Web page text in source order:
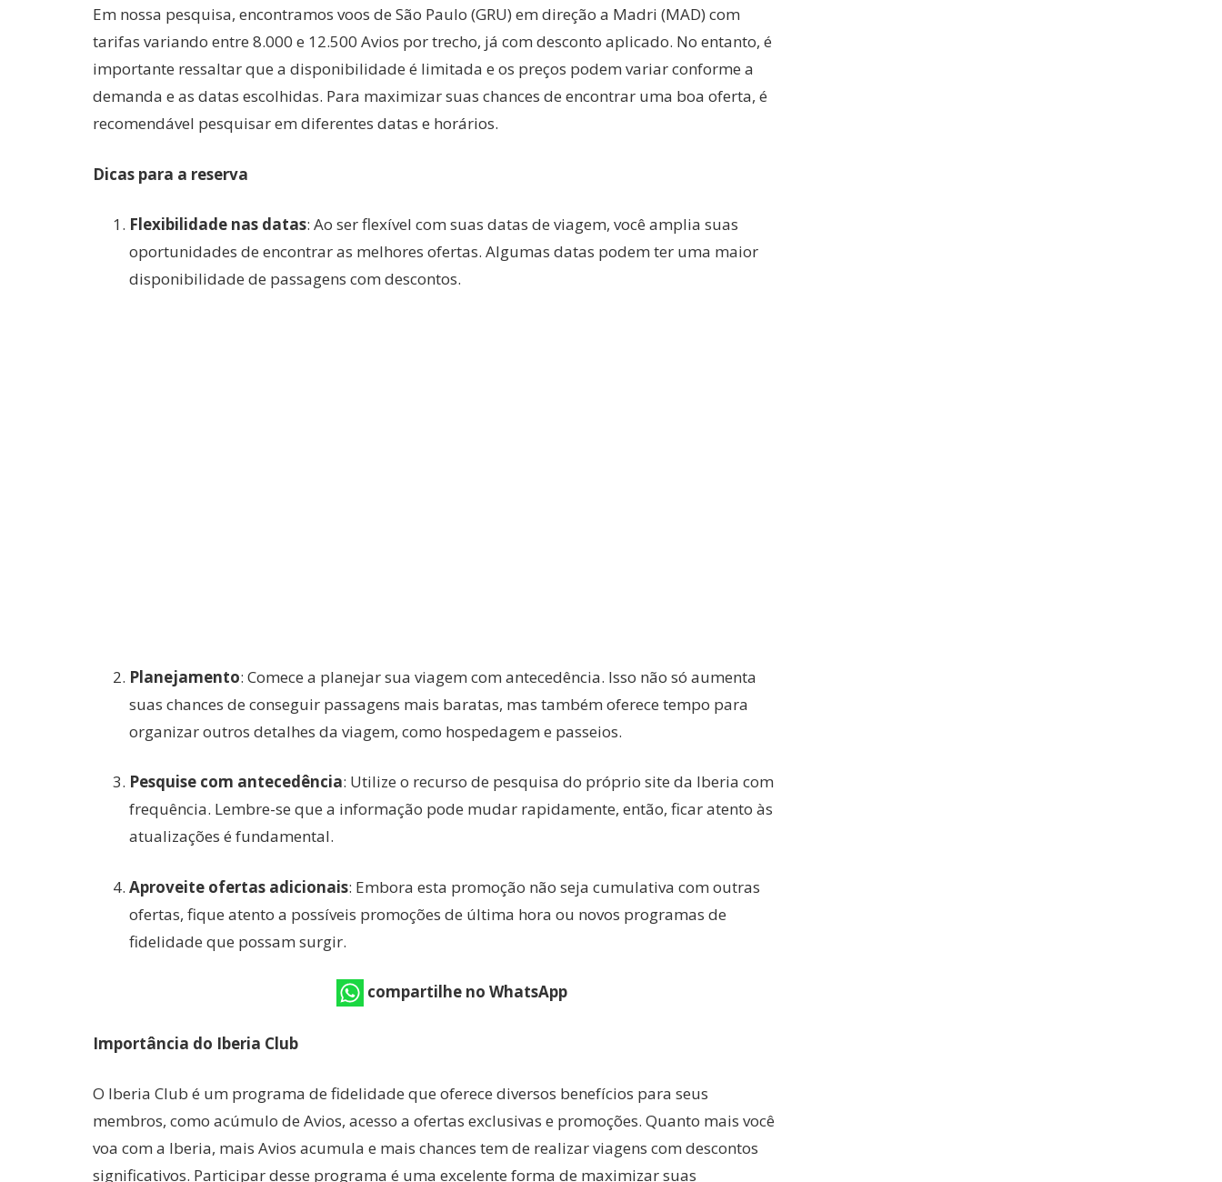
Em nossa pesquisa, encontramos voos de São Paulo (GRU) em direção a Madri (MAD) com
tarifas variando entre 8.000 e 12.500 Avios por trecho, já com desconto aplicado. No entanto, é
importante ressaltar que a disponibilidade é limitada e os preços podem variar conforme a
demanda e as datas escolhidas. Para maximizar suas chances de encontrar uma boa oferta, é
recomendável pesquisar em diferentes datas e horários.
Dicas para a reserva
Flexibilidade nas datas: Ao ser flexível com suas datas de viagem, você amplia suas
oportunidades de encontrar as melhores ofertas. Algumas datas podem ter uma maior
disponibilidade de passagens com descontos.
Planejamento: Comece a planejar sua viagem com antecedência. Isso não só aumenta
suas chances de conseguir passagens mais baratas, mas também oferece tempo para
organizar outros detalhes da viagem, como hospedagem e passeios.
Pesquise com antecedência: Utilize o recurso de pesquisa do próprio site da Iberia com
frequência. Lembre-se que a informação pode mudar rapidamente, então, ficar atento às
atualizações é fundamental.
Aproveite ofertas adicionais: Embora esta promoção não seja cumulativa com outras
ofertas, fique atento a possíveis promoções de última hora ou novos programas de
fidelidade que possam surgir.
compartilhe no WhatsApp
Importância do Iberia Club
O Iberia Club é um programa de fidelidade que oferece diversos benefícios para seus
membros, como acúmulo de Avios, acesso a ofertas exclusivas e promoções. Quanto mais você
voa com a Iberia, mais Avios acumula e mais chances tem de realizar viagens com descontos
significativos. Participar desse programa é uma excelente forma de maximizar suas